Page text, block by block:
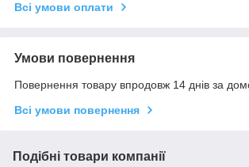
Всі умови оплати
Умови повернення
Повернення товару впродовж 14 днів за
Всі умови повернення
Подібні товари компанії